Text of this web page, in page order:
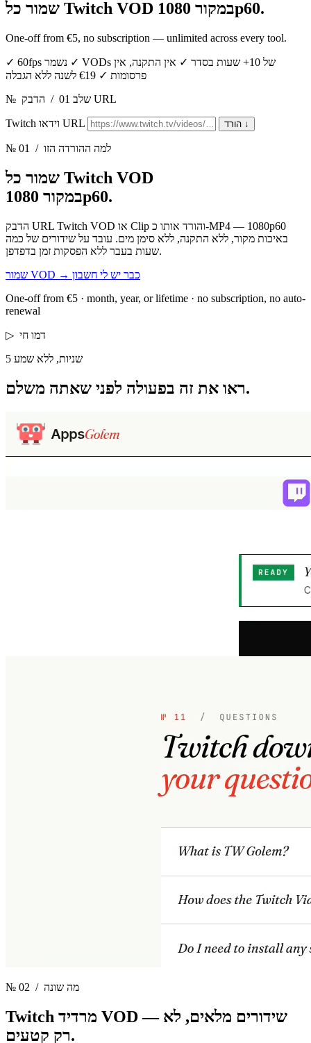
שמור כל Twitch VOD במקור 1080p60.
One-off from €5, no subscription — unlimited across every tool.
✓ 60fps נשמר ✓ VODs של 10+ שעות בסדר ✓ אין התקנה, אין
פרסומות ✓
№
שלב 01 / הדבק URL
Twitch וידאו URL הורד ↓
№ 01 / למה ההורדה הזו
שמור כל Twitch VOD
במקור 1080p60.
הדבק URL Twitch VOD או Clip והורד אותו כ-MP4 — 1080p60
באיכות מקור, ללא התקנה, ללא סימן מים. עובד על שידורים של כמה
שעות בעבר ללא הפסקות זמן בדפדפן.
שמור VOD → כבר יש לי חשבון
One-off from €5 · month, year, or lifetime · no subscription, no auto-
renewal
▷ דמו חי
5 שניות, ללא שמע
ראו את זה בפעולהלפני שאתה משלם.
№ 02 / מה שונה
Twitch מרדיד VOD — שידורים מלאים, לא
רק קטעים.